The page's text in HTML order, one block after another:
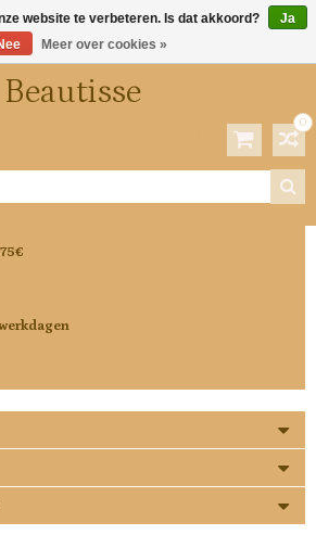
Beautisse
0
website te verbeteren. Is dat akkoord?
Ja
Meer over cookies »